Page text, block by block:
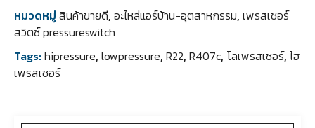
หมวดหมู่สินค้าขายดี, อะไหล่แอร์บ้าน-อุตสาหกรรม, เพรสเชอร์
สวิตซ์ pressureswitch
Tags:hipressure, lowpressure, R22, R407c, โลเพรสเชอร์, ไฮ
เพรสเชอร์